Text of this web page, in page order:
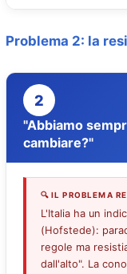
Problema 2: la
2
"Abbiamo
cambiare?"
🔍 IL PROBLEMA
L'Italia ha un
(Hofstede):
regole ma
dall'alto". La